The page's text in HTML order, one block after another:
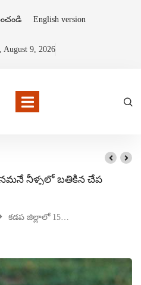
English version
August 9, 2026
నీళ్ళలో బతికిన చేప
కడప జిల్లాలో 15…